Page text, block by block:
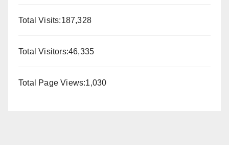
Total Visits:187,328
Total Visitors:46,335
Total Page Views:1,030